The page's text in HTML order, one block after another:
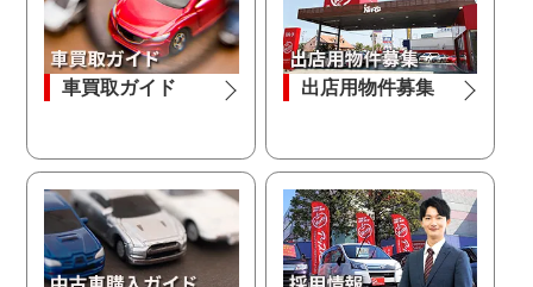
車買取ガイド 出店用物件募集